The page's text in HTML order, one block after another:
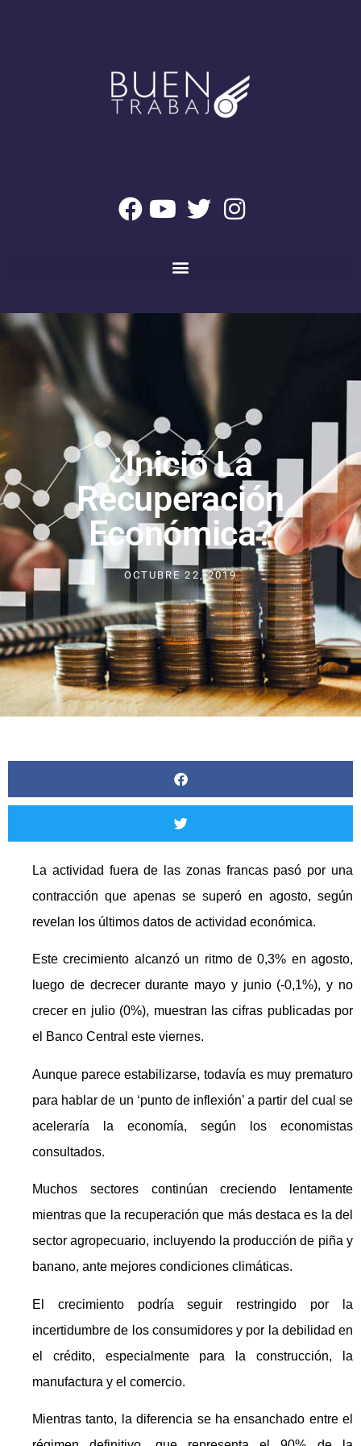
¿Inició La
Recuperación
Económica?
OCTUBRE 22, 2019
La actividad fuera de las zonas francas pasó por una
contracción que apenas se superó en agosto, según
revelan los últimos datos de actividad económica.
Este crecimiento alcanzó un ritmo de 0,3% en agosto,
luego de decrecer durante mayo y junio (-0,1%), y no
crecer en julio (0%), muestran las cifras publicadas por
el Banco Central este viernes.
Aunque parece estabilizarse, todavía es muy prematuro
para hablar de un ‘punto de inflexión’ a partir del cual se
aceleraría la economía, según los economistas
consultados.
Muchos sectores continúan creciendo lentamente
mientras que la recuperación que más destaca es la del
sector agropecuario, incluyendo la producción de piña y
banano, ante mejores condiciones climáticas.
El crecimiento podría seguir restringido por la
incertidumbre de los consumidores y por la debilidad en
el crédito, especialmente para la construcción, la
manufactura y el comercio.
Mientras tanto, la diferencia se ha ensanchado entre el